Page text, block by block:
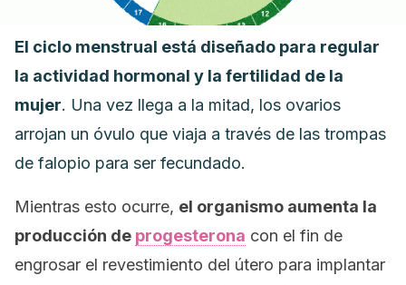
El ciclo menstrual está diseñado para regular
la actividad hormonal y la fertilidad de la
mujer. Una vez llega a la mitad, los ovarios
arrojan un óvulo que viaja a través de las trompas
de falopio para ser fecundado.
Mientras esto ocurre, el organismo aumenta la
producción de progesterona con el fin de
engrosar el revestimiento del útero para implantar